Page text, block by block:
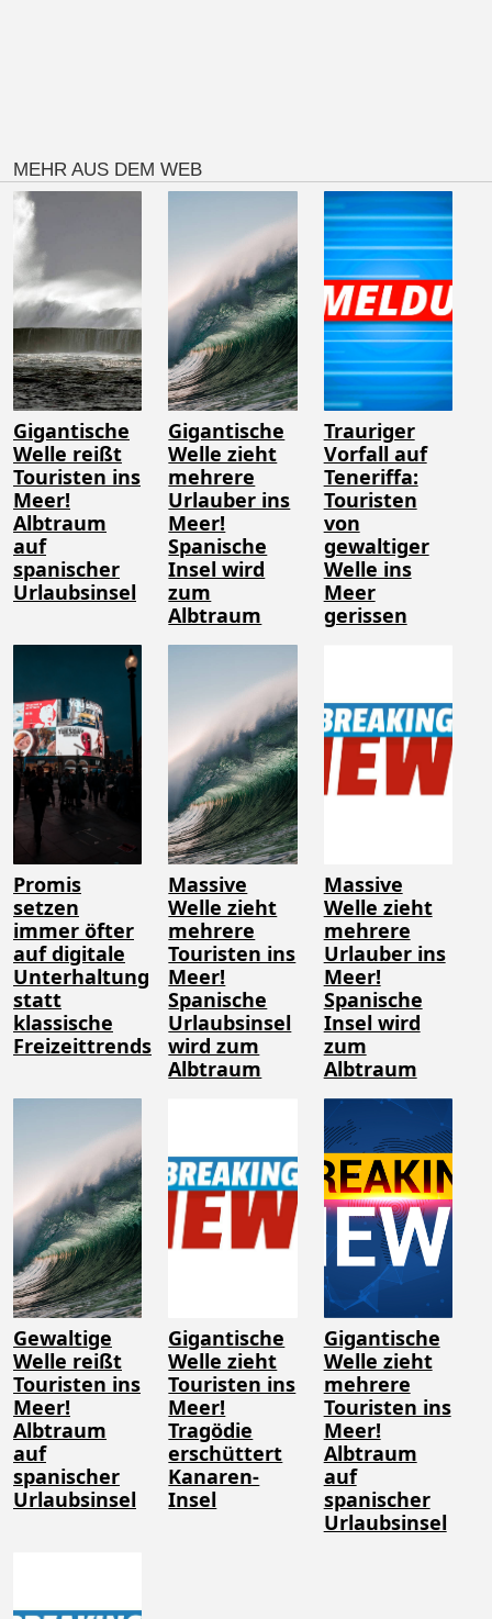
MEHR AUS DEM WEB
Gigantische
Welle reißt
Touristen ins
Meer!
Albtraum
auf
spanischer
Urlaubsinsel
Gigantische
Welle zieht
mehrere
Urlauber ins
Meer!
Spanische
Insel wird
zum
Albtraum
Trauriger
Vorfall auf
Teneriffa:
Touristen
von
gewaltiger
Welle ins
Meer
gerissen
Promis
setzen
immer öfter
auf digitale
Unterhaltung
statt
klassische
Freizeittrends
Massive
Welle zieht
mehrere
Touristen ins
Meer!
Spanische
Urlaubsinsel
wird zum
Albtraum
Massive
Welle zieht
mehrere
Urlauber ins
Meer!
Spanische
Insel wird
zum
Albtraum
Gewaltige
Welle reißt
Touristen ins
Meer!
Albtraum
auf
spanischer
Urlaubsinsel
Gigantische
Welle zieht
Touristen ins
Meer!
Tragödie
erschüttert
Kanaren-
Insel
Gigantische
Welle zieht
mehrere
Touristen ins
Meer!
Albtraum
auf
spanischer
Urlaubsinsel